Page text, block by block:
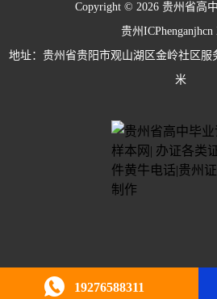
Copyright © 2026 贵州省高
贵州ICPhenganjhcn
地址：贵州省贵阳市观山湖区金岭社区服
米
19276588311